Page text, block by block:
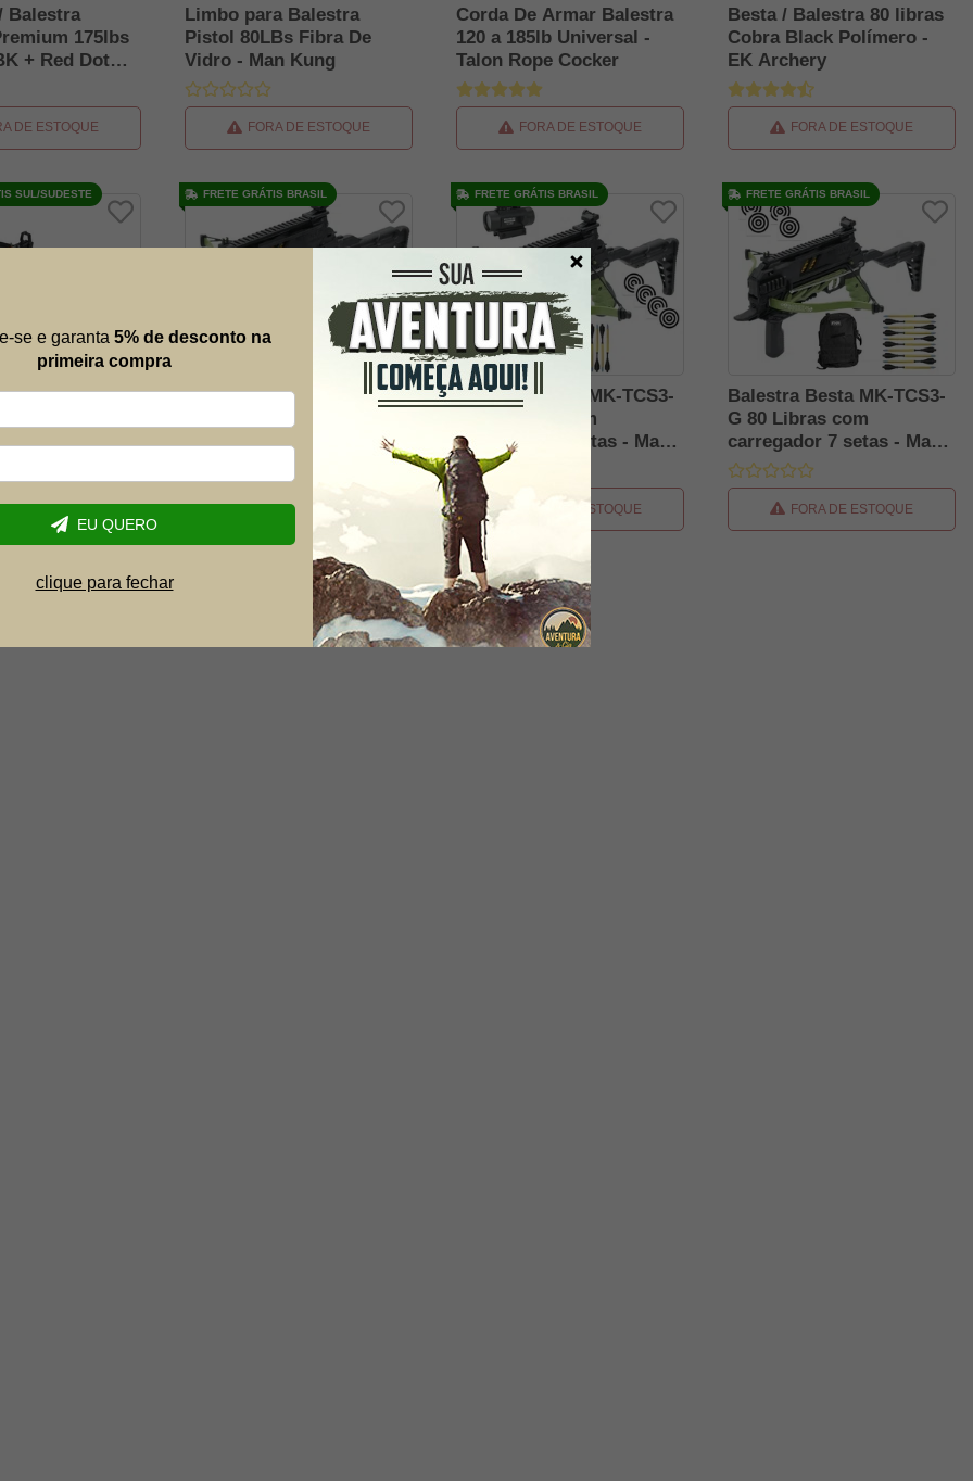
Balestra
175lbs
+ Red Dot
DE ESTOQUE
Limbo para Balestra
Pistol 80LBs Fibra De
Vidro - Man Kung
FORA DE ESTOQUE
Corda De Armar Balestra
120 a 185lb Universal -
Talon Rope Cocker
FORA DE ESTOQUE
Besta / Balestra 80 libras
Cobra Black Polímero -
EK Archery
FORA DE ESTOQUE
Crossbow -
Kung Mk-
DE ESTOQUE
SUL/SUDESTE
Balestra Besta MK-TCS3-
carregador 7 setas - Man
Kung + Alvos + Kit Setas
FORA DE ESTOQUE
FRETE GRÁTIS BRASIL
Balestra Besta MK-TCS3-
G 80 Libras com
carregador 7 setas - Man
Kung + Alvos + Red Dot +
Kit Setas
FORA DE ESTOQUE
FRETE GRÁTIS BRASIL
Balestra Besta MK-TCS3-
G 80 Libras com
carregador 7 setas - Man
Kung + Alvos + Kit Setas
+ Mochila Tática Assault
FORA DE ESTOQUE
FRETE GRÁTIS BRASIL
1 2 3 4
se e garanta 5% de desconto na
primeira compra
EU QUERO
clique para fechar